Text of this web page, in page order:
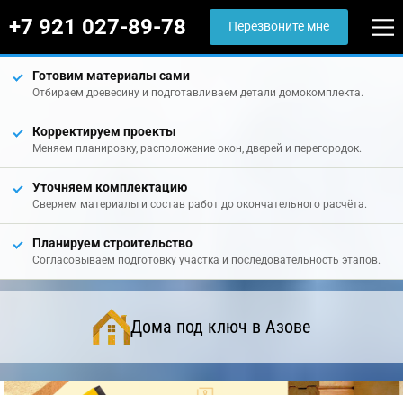
+7 921 027-89-78 Перезвоните мне
Готовим материалы сами
Отбираем древесину и подготавливаем детали домокомплекта.
Корректируем проекты
Меняем планировку, расположение окон, дверей и перегородок.
Уточняем комплектацию
Сверяем материалы и состав работ до окончательного расчёта.
Планируем строительство
Согласовываем подготовку участка и последовательность этапов.
Дома под ключ в Азове